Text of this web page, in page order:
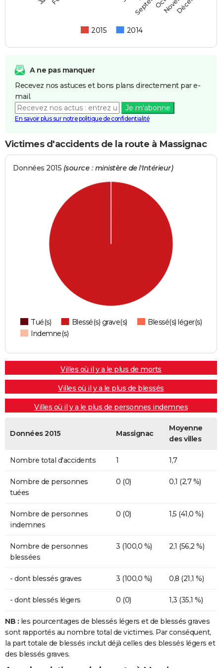
2015 2014
A ne pas manquer
Recevez nos astuces et bons plans directement par e-
mail.
Je m'abonne
En savoir plus sur notre politique de confidentialité
Victimes d'accidents de la route à Massignac
Données 2015 (source : ministère de l'Intérieur)
Tué(s) Blessé(s) grave(s)
Blessé(s) léger(s)
Indemne(s)
Villes où il y a le plus de morts
Villes où il y a le plus de blessés
Villes où il y a le plus de personnes indemnes
Données 2015 Massignac
Moyenne
des villes
Nombre total d'accidents 1 1,7
Nombre de personnes
tuées
0 (0) 0,1 (2,7 %)
Nombre de personnes
indemnes
0 (0) 1,5 (41,0 %)
Nombre de personnes
blessées
3 (100,0 %) 2,1 (56,2 %)
- dont blessés graves 3 (100,0 %) 0,8 (21,1 %)
- dont blessés légers 0 (0) 1,3 (35,1 %)
NB : les pourcentages de blessés légers et de blessés graves
sont rapportés au nombre total de victimes. Par conséquent,
la part totale de blessés inclut déjà celles des blessés légers et
des blessés graves.